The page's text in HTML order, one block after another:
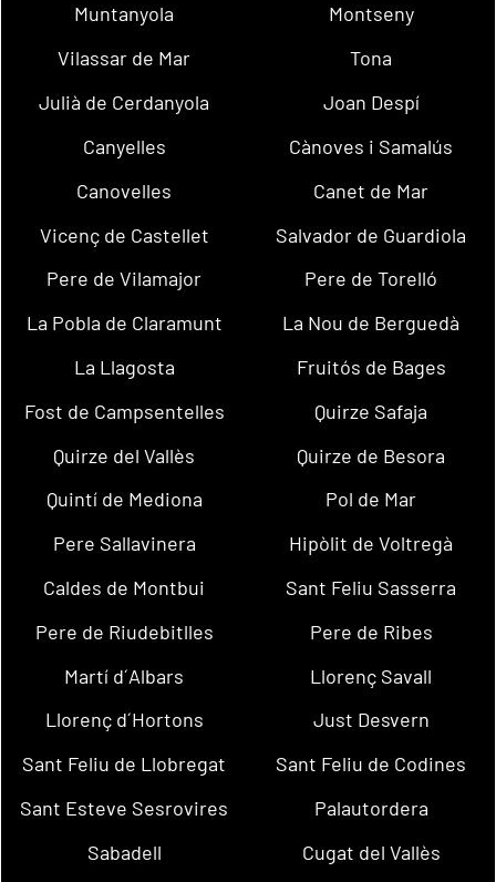
Muntanyola
Montseny
Vilassar de Mar
Tona
Julià de Cerdanyola
Joan Despí
Canyelles
Cànoves i Samalús
Canovelles
Canet de Mar
Vicenç de Castellet
Salvador de Guardiola
Pere de Vilamajor
Pere de Torelló
La Pobla de Claramunt
La Nou de Berguedà
La Llagosta
Fruitós de Bages
Fost de Campsentelles
Quirze Safaja
Quirze del Vallès
Quirze de Besora
Quintí de Mediona
Pol de Mar
Pere Sallavinera
Hipòlit de Voltregà
Caldes de Montbui
Sant Feliu Sasserra
Pere de Riudebitlles
Pere de Ribes
Martí d´Albars
Llorenç Savall
Llorenç d´Hortons
Just Desvern
Sant Feliu de Llobregat
Sant Feliu de Codines
Sant Esteve Sesrovires
Palautordera
Sabadell
Cugat del Vallès